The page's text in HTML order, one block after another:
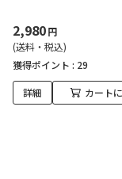
2,980円
(送料・税込)
獲得ポイント : 29
詳細 カート